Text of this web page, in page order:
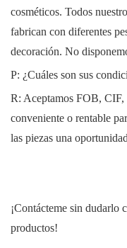
cosméticos. Todos
fabrican con diferentes
decoración. No
P: ¿Cuáles son sus
R: Aceptamos FOB, CIF,
conveniente o rentable
las piezas una
¡Contácteme sin dudarlo
productos!